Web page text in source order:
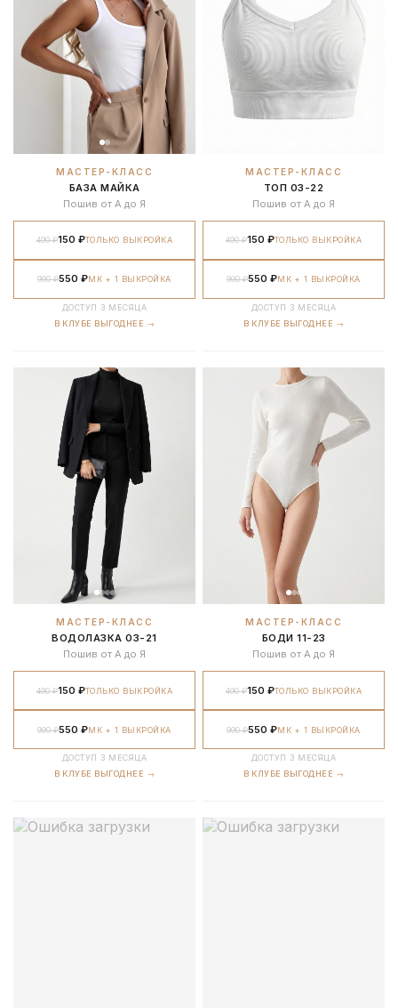
МАСТЕР-КЛАСС
БАЗА МАЙКА
Пошив от А до Я
490 ₽150 ₽ТОЛЬКО ВЫКРОЙКА
990 ₽550 ₽МК + 1 ВЫКРОЙКА
ДОСТУП 3 МЕСЯЦА
В КЛУБЕ ВЫГОДНЕЕ →
МАСТЕР-КЛАСС
ТОП 03-22
Пошив от А до Я
490 ₽150 ₽ТОЛЬКО ВЫКРОЙКА
990 ₽550 ₽МК + 1 ВЫКРОЙКА
ДОСТУП 3 МЕСЯЦА
В КЛУБЕ ВЫГОДНЕЕ →
МАСТЕР-КЛАСС
ВОДОЛАЗКА 03-21
Пошив от А до Я
490 ₽150 ₽ТОЛЬКО ВЫКРОЙКА
990 ₽550 ₽МК + 1 ВЫКРОЙКА
ДОСТУП 3 МЕСЯЦА
В КЛУБЕ ВЫГОДНЕЕ →
МАСТЕР-КЛАСС
БОДИ 11-23
Пошив от А до Я
490 ₽150 ₽ТОЛЬКО ВЫКРОЙКА
990 ₽550 ₽МК + 1 ВЫКРОЙКА
ДОСТУП 3 МЕСЯЦА
В КЛУБЕ ВЫГОДНЕЕ →